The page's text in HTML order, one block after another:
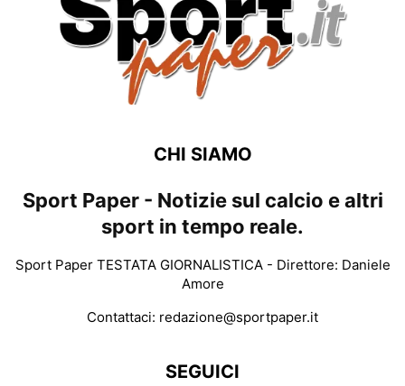
CHI SIAMO
Sport Paper - Notizie sul calcio e altri
sport in tempo reale.
Sport Paper TESTATA GIORNALISTICA - Direttore: Daniele
Amore
Contattaci: redazione@sportpaper.it
SEGUICI